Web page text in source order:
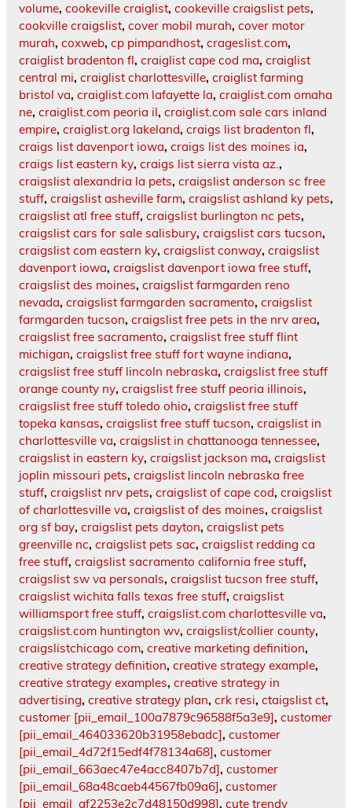
volume, cookeville craiglist, cookeville craigslist pets,
cookville craigslist, cover mobil murah, cover motor
murah, coxweb, cp pimpandhost, crageslist.com,
craiglist bradenton fl, craiglist cape cod ma, craiglist
central mi, craiglist charlottesville, craiglist farming
bristol va, craiglist.com lafayette la, craiglist.com omaha
ne, craiglist.com peoria il, craiglist.com sale cars inland
empire, craiglist.org lakeland, craigs list bradenton fl,
craigs list davenport iowa, craigs list des moines ia,
craigs list eastern ky, craigs list sierra vista az.,
craigslist alexandria la pets, craigslist anderson sc free
stuff, craigslist asheville farm, craigslist ashland ky pets,
craigslist atl free stuff, craigslist burlington nc pets,
craigslist cars for sale salisbury, craigslist cars tucson,
craigslist com eastern ky, craigslist conway, craigslist
davenport iowa, craigslist davenport iowa free stuff,
craigslist des moines, craigslist farmgarden reno
nevada, craigslist farmgarden sacramento, craigslist
farmgarden tucson, craigslist free pets in the nrv area,
craigslist free sacramento, craigslist free stuff flint
michigan, craigslist free stuff fort wayne indiana,
craigslist free stuff lincoln nebraska, craigslist free stuff
orange county ny, craigslist free stuff peoria illinois,
craigslist free stuff toledo ohio, craigslist free stuff
topeka kansas, craigslist free stuff tucson, craigslist in
charlottesville va, craigslist in chattanooga tennessee,
craigslist in eastern ky, craigslist jackson ma, craigslist
joplin missouri pets, craigslist lincoln nebraska free
stuff, craigslist nrv pets, craigslist of cape cod, craigslist
of charlottesville va, craigslist of des moines, craigslist
org sf bay, craigslist pets dayton, craigslist pets
greenville nc, craigslist pets sac, craigslist redding ca
free stuff, craigslist sacramento california free stuff,
craigslist sw va personals, craigslist tucson free stuff,
craigslist wichita falls texas free stuff, craigslist
williamsport free stuff, craigslist.com charlottesville va,
craigslist.com huntington wv, craigslist/collier county,
craigslistchicago com, creative marketing definition,
creative strategy definition, creative strategy example,
creative strategy examples, creative strategy in
advertising, creative strategy plan, crk resi, ctaigslist ct,
customer [pii_email_100a7879c96588f5a3e9], customer
[pii_email_464033620b31958ebadc], customer
[pii_email_4d72f15edf4f78134a68], customer
[pii_email_663aec47e4acc8407b7d], customer
[pii_email_68a48caeb44567fb09a6], customer
[pii_email_af2253e2c7d48150d998], cute trendy